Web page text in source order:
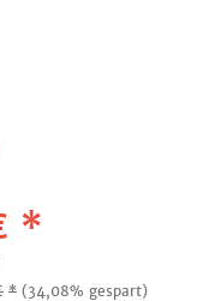
*
* (34,08% gespart)